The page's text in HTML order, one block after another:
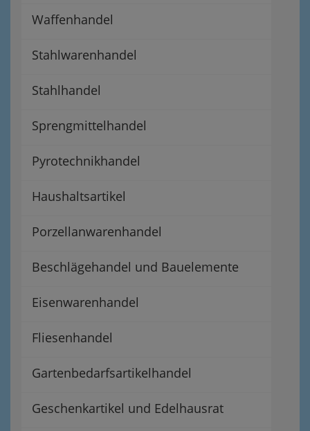
Waffenhandel
Stahlwarenhandel
Stahlhandel
Sprengmittelhandel
Pyrotechnikhandel
Haushaltsartikel
Porzellanwarenhandel
Beschlägehandel und Bauelemente
Eisenwarenhandel
Fliesenhandel
Gartenbedarfsartikelhandel
Geschenkartikel und Edelhausrat